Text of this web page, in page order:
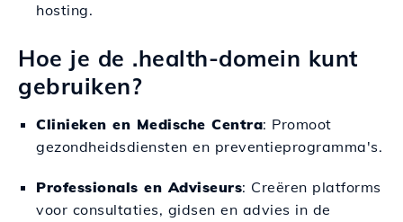
hosting.
Hoe je de .health-domein kunt
gebruiken?
Clinieken en Medische Centra: Promoot
gezondheidsdiensten en preventieprogramma's.
Professionals en Adviseurs: Creëren platforms
voor consultaties, gidsen en advies in de